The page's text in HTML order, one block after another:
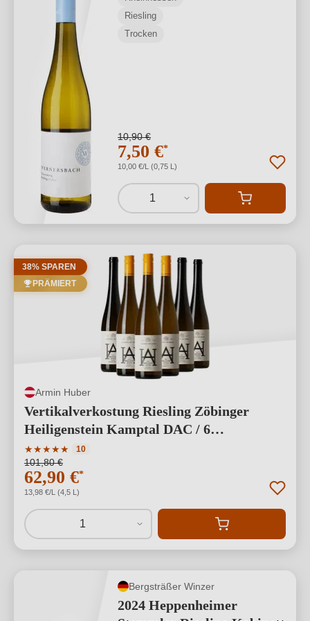
Riesling
Trocken
10,90 €
7,50 €*
10,00 €/L (0,75 L)
1
38% SPAREN
PRÄMIERT
Armin Huber
Vertikalverkostung Riesling Zöbinger
Heiligenstein Kamptal DAC / 6
verschiedene Jahrgänge
★★★★★
Durchschnittliche Bewertung von 5 von 5 Sternen
10
101,80 €
62,90 €*
13,98 €/L (4,5 L)
1
Bergsträßer Winzer
2024 Heppenheimer